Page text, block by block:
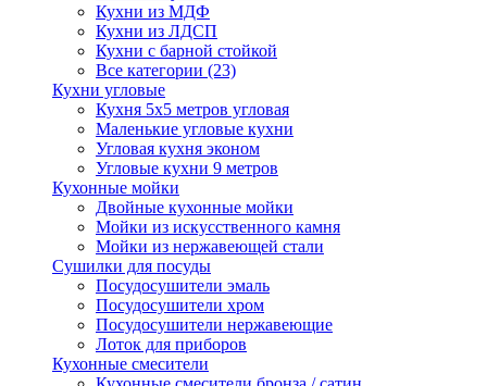
Кухни из МДФ
Кухни из ЛДСП
Кухни с барной стойкой
Все категории (23)
Кухни угловые
Кухня 5х5 метров угловая
Маленькие угловые кухни
Угловая кухня эконом
Угловые кухни 9 метров
Кухонные мойки
Двойные кухонные мойки
Мойки из искусственного камня
Мойки из нержавеющей стали
Сушилки для посуды
Посудосушители эмаль
Посудосушители хром
Посудосушители нержавеющие
Лоток для приборов
Кухонные смесители